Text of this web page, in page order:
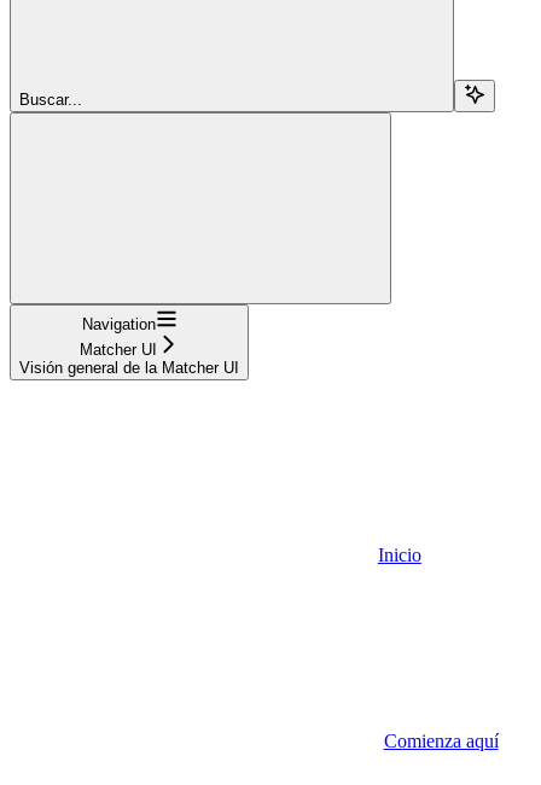
Buscar...
Navigation
Matcher UI
Visión general de la Matcher UI
Inicio
Comienza aquí